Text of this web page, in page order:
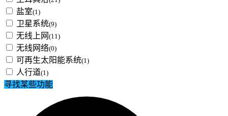
盐室(1)
卫星系统(9)
无线上网 (11)
无线网络(0)
可再生太阳能系统(1)
人行道(1)
寻找某些功能